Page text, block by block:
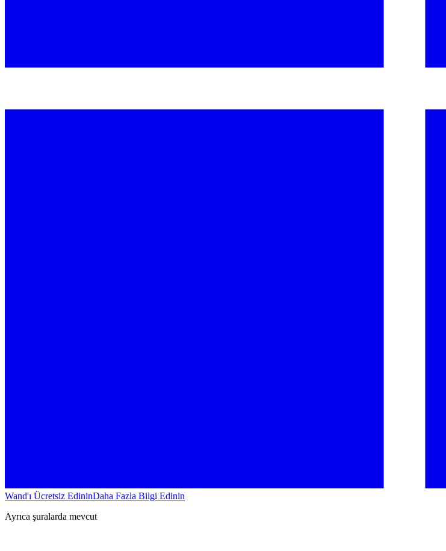
Wand'ı Ücretsiz EdininDaha Fazla Bilgi Edinin
Ayrıca şuralarda mevcut